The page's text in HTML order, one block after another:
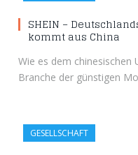
SHEIN –
kommt aus China
Wie es dem chinesischen
Branche der günstigen
GESELLSCHAFT